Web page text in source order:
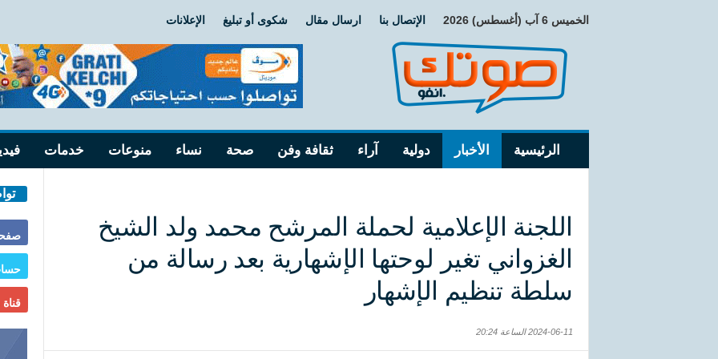
الخميس 6 آب (أغسطس) 2026 الإتصال بنا ارسال مقال شكوى أو تبليغ الإعلانات
الرئيسية الأخبار دولية آراء ثقافة وفن صحة نساء منوعات خدمات
اللجنة الإعلامية لحملة المرشح محمد ولد الشيخ
الغزواني تغير لوحتها الإشهارية بعد رسالة من
سلطة تنظيم الإشهار
2024-06-11 الساعة 20:24